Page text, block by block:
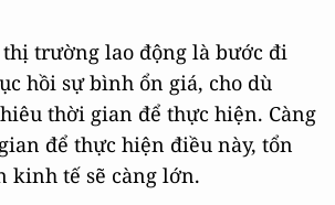
thị trường lao động là bước đi
hồi sự bình ổn giá, cho dù
thời gian để thực hiện. Càng
để thực hiện điều này, tổn
kinh tế sẽ càng lớn.